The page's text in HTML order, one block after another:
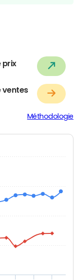
prix
ventes
Méthodologie